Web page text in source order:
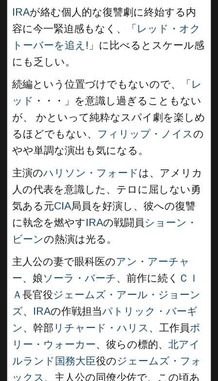
IRAが絡む個人的な復讐劇に終始する内
容に今一緊迫感もなく、「 レッド・オク
トーバーを追え! 」に比べるとスケール感
にも乏しい。
続編という位置づけでもないので、「 レ
ッド ・・・」を意識し過ぎることもない
が、 かといって純粋なスパイ劇を楽しめ
るほどでもない、 フィリップ・ノイスの
やや単調な演出も気になる。
主演のハリソン・フォードは、アメリカ
人の代表を意識した、テロに屈しない勇
気ある元CIA局員を好演し、彼への復讐
に執念を燃やすIRAの戦闘員 ショーン・
ビーンの熱演は光る。
主人公の妻で眼科医のアン・アーチャ
ー、娘ソーラ・バーチ、前作に続く ＣＩ
Ａ 長官役ジェームズ・アール・ジョーン
ズ、 IRAの作戦担当パトリック・バーギ
ン 、幹部 リチャード・ハリス 、工作員ポ
リー・ウォーカー、彼らの標的、 北アイ
ルランド国務大臣役のジェームズ・フォ
ックス 、主人公の同僚少佐で、この頃あ